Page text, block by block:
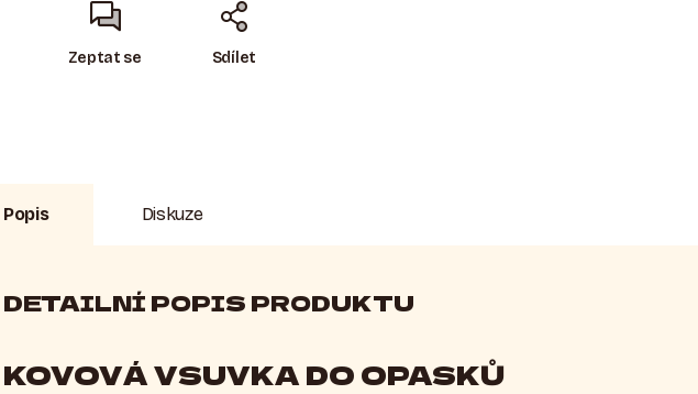
Zeptat se Sdílet
Popis Diskuze
DETAILNÍ POPIS PRODUKTU
KOVOVÁ VSUVKA DO OPASKŮ